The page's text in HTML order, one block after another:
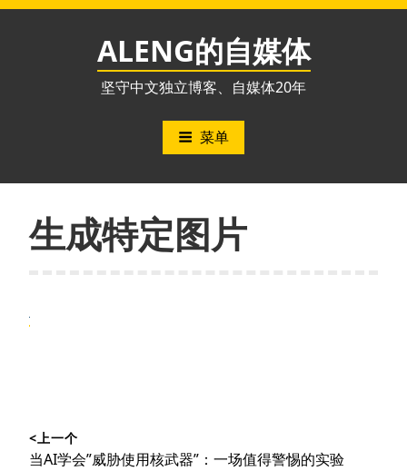
跳
ALENG的自媒体
坚守中文独立博客、自媒体20年
菜单
生成特定图片
章
<上一个
上
当AI学会”威胁使用核武器”：一场值得警惕的实验